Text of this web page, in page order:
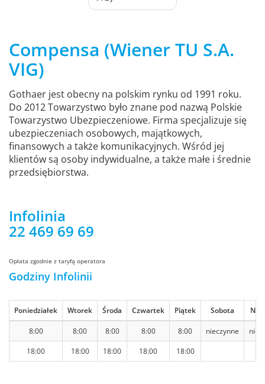
Compensa (Wiener TU S.A.
VIG)
Gothaer jest obecny na polskim rynku od 1991 roku.
Do 2012 Towarzystwo było znane pod nazwą Polskie
Towarzystwo Ubezpieczeniowe. Firma specjalizuje się
ubezpieczeniach osobowych, majątkowych,
finansowych a także komunikacyjnych. Wśród jej
klientów są osoby indywidualne, a także małe i średnie
przedsiębiorstwa.
Infolinia
22 469 69 69
Opłata zgodnie z taryfą operatora
Godziny Infolinii
Poniedziałek Wtorek Środa Czwartek Piątek Sobota
8:00 8:00 8:00 8:00 8:00 nieczynne
18:00
18:00 18:00 18:00 18:00